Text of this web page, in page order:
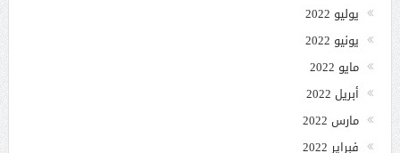
يوليو 2022
يونيو 2022
مايو 2022
أبريل 2022
مارس 2022
فبراير 2022